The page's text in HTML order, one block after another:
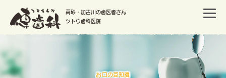
高砂・加古川の歯医者さん
ツトウ歯科医院
お口の豆知識